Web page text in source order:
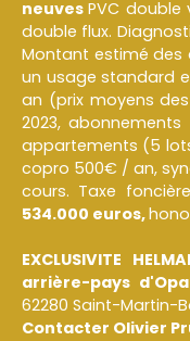
neuvesPVC double
double flux.
Montant estimé des
un usage standard
an (prix moyens des
2023,
appartements (5
copro 500€ / an,
cours. Taxe foncière
534.000 euros,
EXCLUSIVITE
arrière-pays
62280 Saint-Martin-
Contacter Olivier